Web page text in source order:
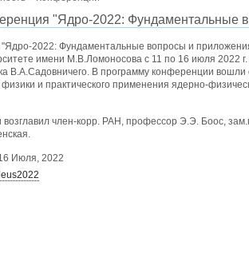
"Ядро-2022: Фундаментальные
2022: Фундаментальные вопросы и
имени М.В.Ломоносова с 11 по 16 июля 2022
В.А.Садовничего. В программу конференции вошли
и практического применения ядерно-
член-корр. РАН, профессор Э.Э. Боос,
Июля, 2022